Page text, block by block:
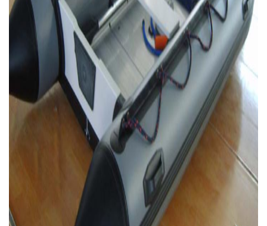
ad